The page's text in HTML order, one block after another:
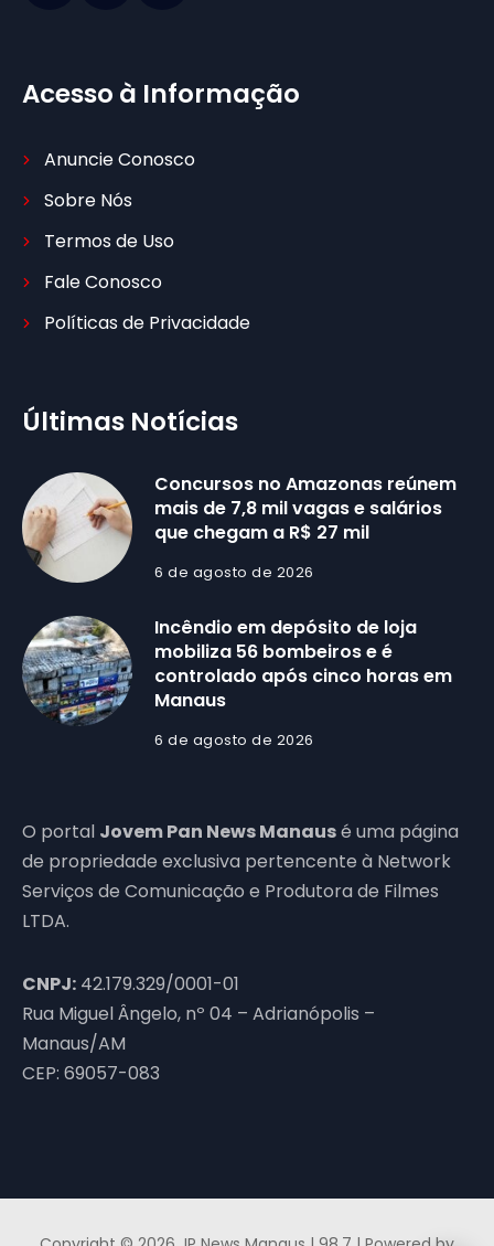
Acesso à Informação
Anuncie Conosco
Sobre Nós
Termos de Uso
Fale Conosco
Políticas de Privacidade
Últimas Notícias
Concursos no Amazonas reúnem
mais de 7,8 mil vagas e salários
que chegam a R$ 27 mil
6 de agosto de 2026
Incêndio em depósito de loja
mobiliza 56 bombeiros e é
controlado após cinco horas em
Manaus
6 de agosto de 2026
O portal Jovem Pan News Manausé uma página
de propriedade exclusiva pertencente à Network
Serviços de Comunicação e Produtora de Filmes
LTDA.
CNPJ: 42.179.329/0001-01
Rua Miguel Ângelo, nº 04 – Adrianópolis –
Manaus/AM
CEP: 69057-083